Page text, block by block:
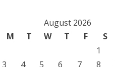
August 2026
M
T W T F S
1
3
4 5 6 7 8